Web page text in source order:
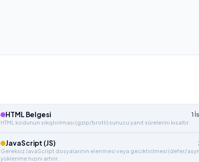
HTML Belgesi 1
HTML kodunun sıkıştırılması (gzip/brotli) sunucu yanıt sürelerini kısaltır.
JavaScript (JS)
Gereksiz JavaScript dosyalarının elenmesi veya geciktirilmesi (defer/
yüklenme hızını artırır.